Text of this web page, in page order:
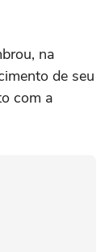
na
de seu
com a